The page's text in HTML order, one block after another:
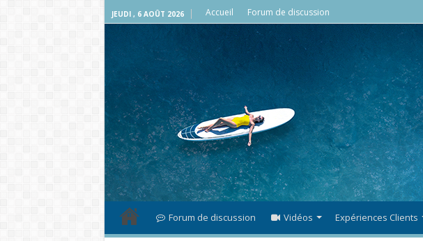
JEUDI , 6 AOÛT 2026 Accueil Forum de discussion
Forum de discussion Vidéos Expériences Clients